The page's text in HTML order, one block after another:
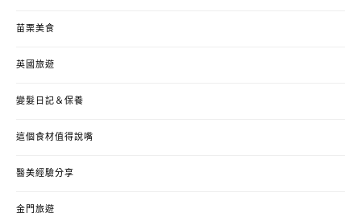
苗栗美食
英國旅遊
變髮日記＆保養
這個食材值得說嘴
醫美經驗分享
金門旅遊